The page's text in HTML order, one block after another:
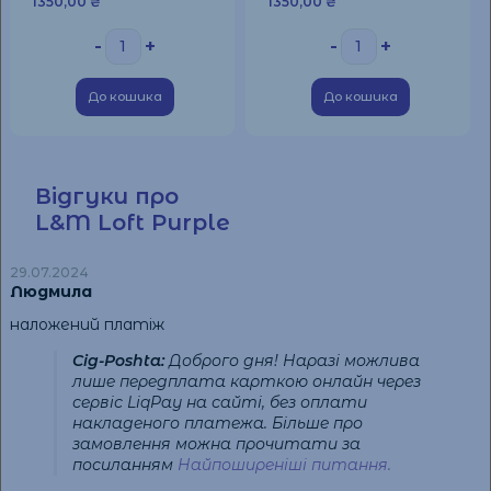
Стандартна лінійка (L&M Red Label 9 мг, L&M
Blue Label 6 мг)
Компактна лінійка (L&M Loft Night Blue 8 мг, L&M
Відгуки про
L&M Loft Purple
29.07.2024
Людмила
наложений платіж
Cig-Poshta:Доброго дня! Наразі можлива
лише передплата карткою онлайн через
сервіс LiqPay на сайті, без оплати
накладеного платежа. Більше про
замовлення можна прочитати за
посиланням Найпоширеніші питання.
- +
До кошика
- +
До кошика